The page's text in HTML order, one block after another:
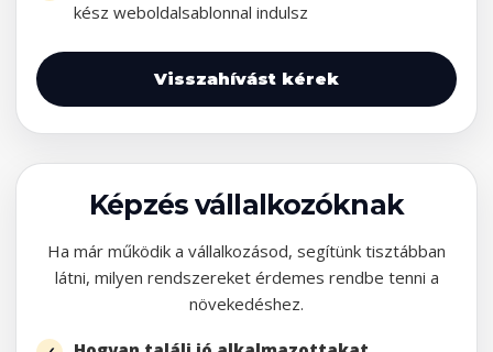
kész weboldalsablonnal indulsz
Visszahívást kérek
Képzés vállalkozóknak
Ha már működik a vállalkozásod, segítünk tisztábban
látni, milyen rendszereket érdemes rendbe tenni a
növekedéshez.